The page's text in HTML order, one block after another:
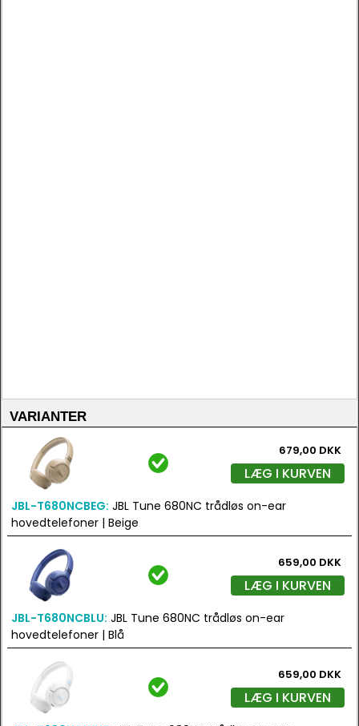
VARIANTER
679,00 DKK
LÆG I KURVEN
JBL-T680NCBEG: JBL Tune 680NC trådløs on-ear
hovedtelefoner | Beige
659,00 DKK
LÆG I KURVEN
JBL-T680NCBLU: JBL Tune 680NC trådløs on-ear
hovedtelefoner | Blå
659,00 DKK
LÆG I KURVEN